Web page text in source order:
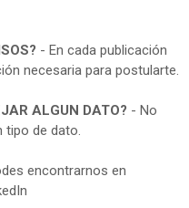
- En cada publicación
necesaria para postularte.
ALGUN DATO? - No
tipo de dato.
encontrarnos en